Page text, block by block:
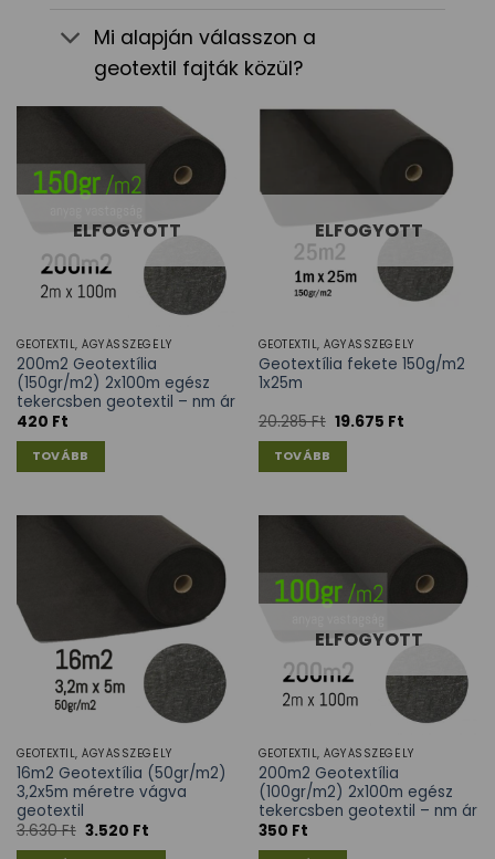
Mi alapján válasszon a
geotextil fajták közül?
ELFOGYOTT
GEOTEXTIL, ÁGYÁSSZEGÉLY
200m2 Geotextília
(150gr/m2) 2x100m egész
tekercsben geotextil – nm ár
420 Ft
TOVÁBB
ELFOGYOTT
GEOTEXTIL, ÁGYÁSSZEGÉLY
Geotextília fekete 150g/m2
1x25m
20.285Ft 19.675 Ft
TOVÁBB
GEOTEXTIL, ÁGYÁSSZEGÉLY
16m2 Geotextília (50gr/m2)
3,2x5m méretre vágva
geotextil
3.630Ft 3.520 Ft
ELFOGYOTT
GEOTEXTIL, ÁGYÁSSZEGÉLY
200m2 Geotextília
(100gr/m2) 2x100m egész
tekercsben geotextil – nm ár
350 Ft